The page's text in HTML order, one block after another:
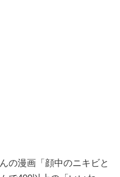
の漫画「顔中のニキビと